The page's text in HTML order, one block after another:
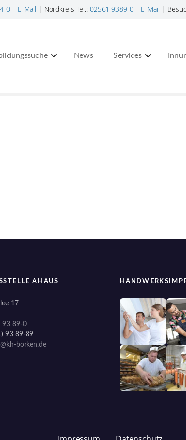
0– E-Mail | Nordkreis Tel.: 02561 9389-0– E-Mail |
News Services
AHAUS
17
93 89-0
93 89-89
borken.de